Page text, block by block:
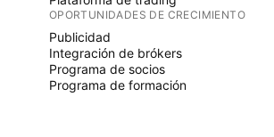
OPORTUNIDADES DE CRECIMIENTO
Publicidad
Integración de brókers
Programa de socios
Programa de formación